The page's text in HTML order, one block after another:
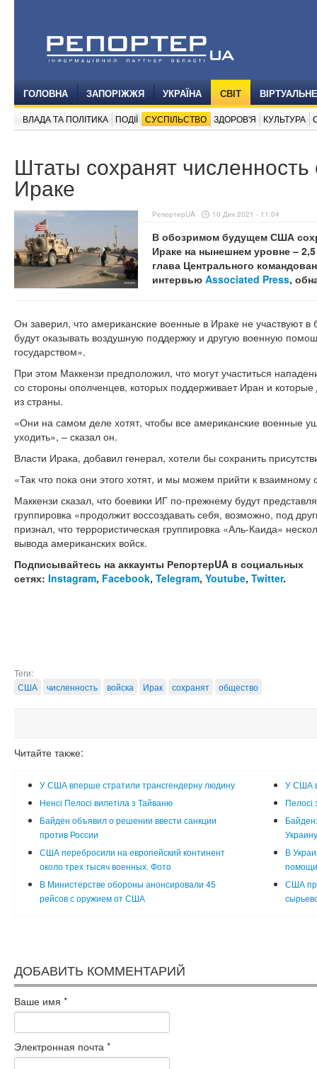
ГОЛОВНА ЗАПОРІЖЖЯ УКРАЇНА СВІТ
ВЛАДА ТА ПОЛІТИКА ПОДІЇ СУСПІЛЬСТВО ЗДОРОВ'Я КУЛЬТУРА
Штаты сохранят численность
Ираке
РепортерUA 10 Дек 2021 - 11:04
В обозримом будущем США
Ираке на нынешнем уровне –
глава Центрального
интервью Associated Press,
Он заверил, что американские военные в Ираке не участвуют
будут оказывать воздушную поддержку и другую военную
государством».
При этом Маккензи предположил, что могут участиться
со стороны ополченцев, которых поддерживает Иран и
из страны.
«Они на самом деле хотят, чтобы все американские военные
уходить», – сказал он.
Власти Ирака, добавил генерал, хотели бы сохранить
«Так что пока они этого хотят, и мы можем прийти к
Маккензи сказал, что боевики ИГ по-прежнему будут
группировка «продолжит воссоздавать себя, возможно, под
признал, что террористическая группировка «Аль-Каида»
вывода американских войск.
Подписывайтесь на аккаунты РепортерUA в социальных
сетях: Instagram, Facebook, Telegram, Youtube, Twitter.
Теги:
США
численность войска Ирак сохранят общество
Читайте также:
У США вперше стратили трансгендерну людину
У США
Ненсі Пелосі вилетіла з Тайваню
Пелосі
Байден объявил о решении ввести санкции
против России
Украину
США перебросили на европейский континент
около трех тысяч военных. Фото
В
В Министерстве обороны анонсировали 45
рейсов с оружием от США
США
ДОБАВИТЬ КОММЕНТАРИЙ
Ваше имя *
Электронная почта *